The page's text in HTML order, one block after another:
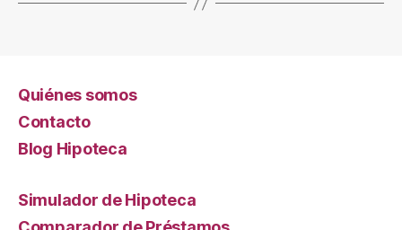
Quiénes somos
Contacto
Blog Hipoteca
Simulador de Hipoteca